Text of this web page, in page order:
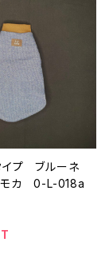
イプ ブルーネ
カ 0-L-018a